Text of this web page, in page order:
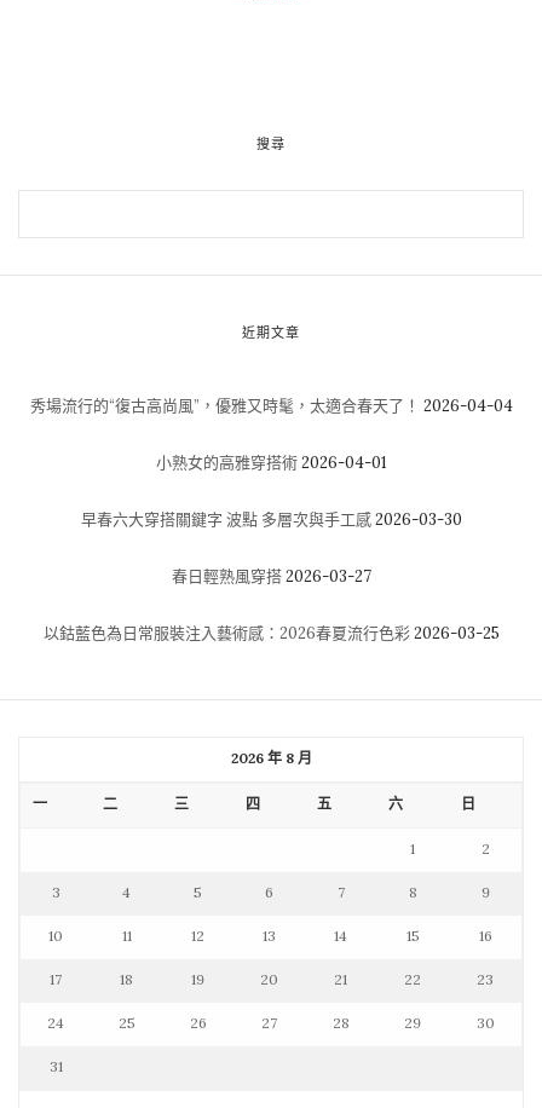
搜尋
近期文章
秀場流行的“復古高尚風”，優雅又時髦，太適合春天了！ 2026-04-04
小熟女的高雅穿搭術 2026-04-01
早春六大穿搭關鍵字 波點 多層次與手工感 2026-03-30
春日輕熟風穿搭 2026-03-27
以鈷藍色為日常服裝注入藝術感：2026春夏流行色彩 2026-03-25
2026 年 8 月
一 二 三 四 五 六 日
1 2
3 4 5 6 7 8 9
10 11 12 13 14 15 16
17 18 19 20 21 22 23
24 25 26 27 28 29 30
31